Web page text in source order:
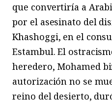
que convertiría a
por el asesinato del
Khashoggi, en el
Estambul. El
heredero, Mohamed
autorización no se
reino del desierto,